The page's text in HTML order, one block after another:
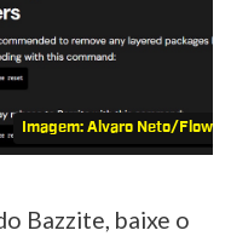
Imagem: Alvaro Neto/Flow
Bazzite, baixe o